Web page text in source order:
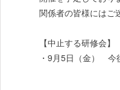
関係者の皆様にはご
【中止する研修会】
・9月5日（金） 今